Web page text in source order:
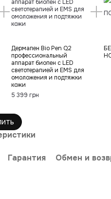
Дермапен Bio Pen Q2
профессиональный
аппарат биопен с LED
светотерапией и EMS для
омоложения и подтяжки
кожи
5 399 грн
Гарантия Обмен и